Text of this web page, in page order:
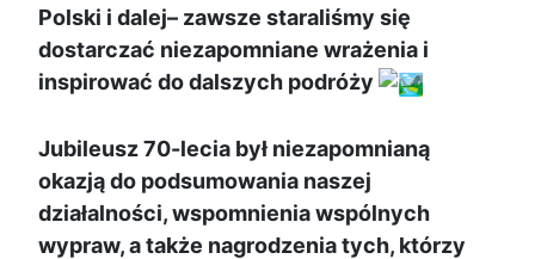
Polski i dalej– zawsze staraliśmy się
dostarczać niezapomniane wrażenia i
inspirować do dalszych podróży
Jubileusz 70-lecia był niezapomnianą
okazją do podsumowania naszej
działalności, wspomnienia wspólnych
wypraw, a także nagrodzenia tych, którzy